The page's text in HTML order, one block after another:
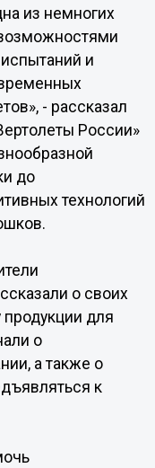
из немногих
и
- рассказал
России»
до
технологий
о своих
для
о
а также о
к